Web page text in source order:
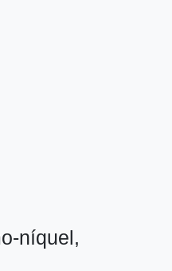
níquel,